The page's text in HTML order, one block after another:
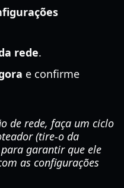
rede.
e confirme
de rede, faça um ciclo
(tire-o da
garantir que ele
as configurações